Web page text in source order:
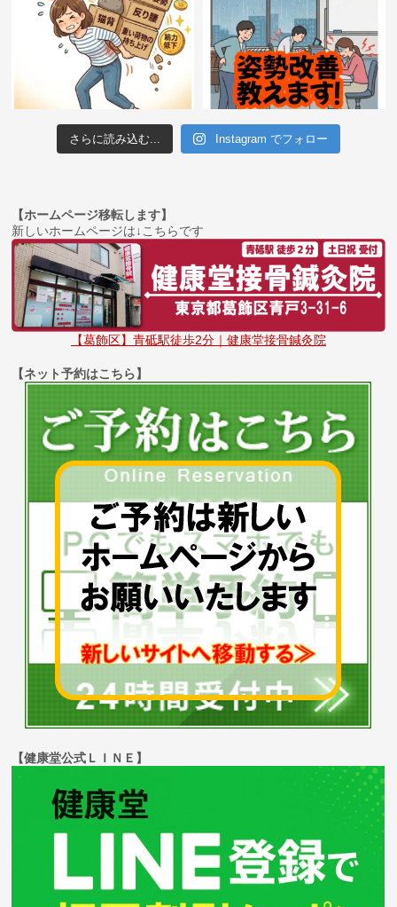
さらに読み込む... Instagram でフォロー
【ホームページ移転します】
新しいホームページは↓こちらです
【葛飾区】青砥駅徒歩2分｜健康堂接骨鍼灸院
【ネット予約はこちら】
【健康堂公式ＬＩＮＥ】